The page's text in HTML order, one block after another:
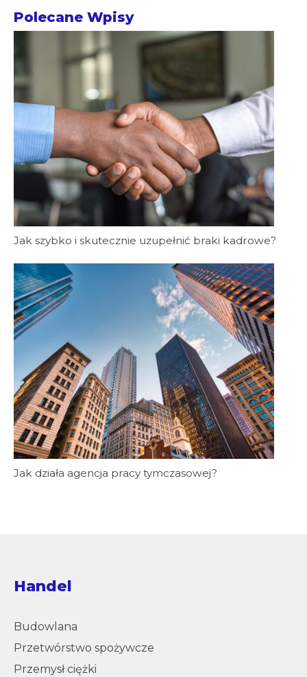
Polecane Wpisy
Jak szybko i skutecznie uzupełnić braki kadrowe?
Jak działa agencja pracy tymczasowej?
Handel
Budowlana
Przetwórstwo spożywcze
Przemysł ciężki